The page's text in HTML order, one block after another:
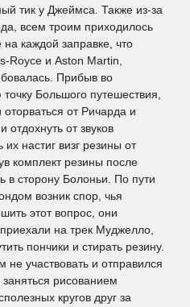
тик у Джеймса. Также из-за
всем троим приходилось
на каждой заправке, что
Royce и Aston Martin,
Прибыв во
Большого путешествия,
от Ричарда и
от звуков
настиг визг резины от
комплект резины после
в сторону Болоньи. По пути
возник спор, чья
этот вопрос, они
на трек Муджелло,
пончики и стирать резину.
участвовать и отправился
рисованием
кругов друг за